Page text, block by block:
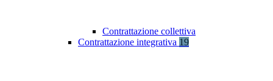
Contrattazione collettiva
Contrattazione integrativa 19